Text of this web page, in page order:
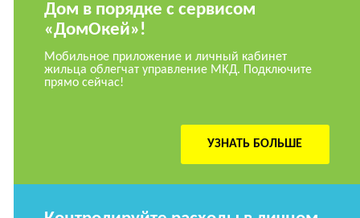
Дом в порядке с сервисом
«ДомОкей»!
Мобильное приложение и личный кабинет
жильца облегчат управление МКД. Подключите
прямо сейчас!
УЗНАТЬ БОЛЬШЕ